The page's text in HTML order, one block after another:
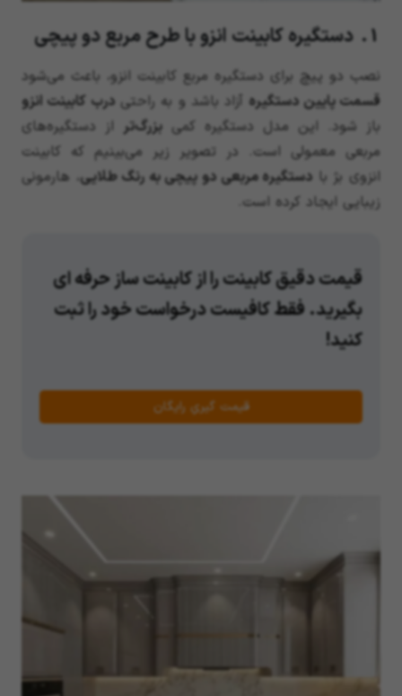
1. دستگیره کابینت انزو با طرح مربع دو پیچی
نصب دو پیچ برای دستگیره مربع کابینت انزو، باعث می‌شود
قسمت پایین دستگیره آزاد باشد و به راحتیدرب کابینت انزو
باز شود. این مدل دستگیره کمی بزرگ‌تر از دستگیره‌های
مربعی معمولی است. در تصویر زیر می‌بینیم که کابینت
انزوی بژ با دستگیره مربعی دو پیچی به رنگ طلایی ، هارمونی
زیبایی ایجاد کرده است.
قیمت دقیق کابینت را از کابینت ساز حرفه ای
بگیرید. فقط کافیست درخواست خود را ثبت
کنید!
قیمت گیریِ رایگان